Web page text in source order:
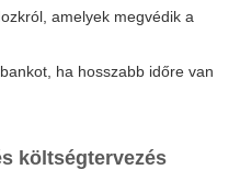
amelyek megvédik a
ha hosszabb időre van
költségtervezés